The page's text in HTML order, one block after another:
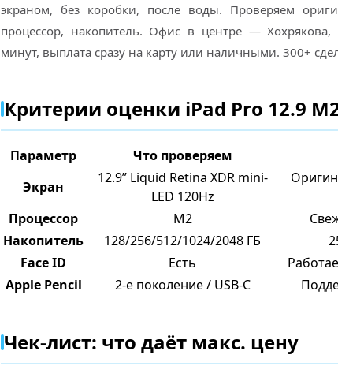
экраном, без коробки, после воды. Проверяем
процессор, накопитель. Офис в центре — Хохрякова,
минут, выплата сразу на карту или наличными. 300+
Критерии оценки iPad Pro 12.9
Параметр Что проверяем
Экран
12.9” Liquid Retina XDR mini-
LED 120Hz
Процессор
M2
Накопитель
128/256/512/1024/2048 ГБ
Face ID
Есть
Apple Pencil
2-е поколение / USB-C
Чек-лист: что даёт макс. цену